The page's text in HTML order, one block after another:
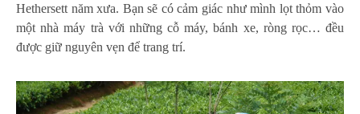
Hethersett năm xưa. Bạn sẽ có cảm giác như mình lọt thỏm vào
một nhà máy trà với những cỗ máy, bánh xe, ròng rọc… đều
được giữ nguyên vẹn để trang trí.